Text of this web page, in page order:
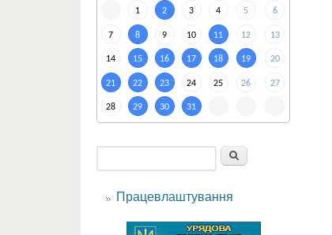
1 2 3 4 5 6
7 8 9 10 11 12 13
14 15 16 17 18 19 20
21 22 23 24 25 26 27
28 29 30 31
Пошукова форма
Працевлаштування